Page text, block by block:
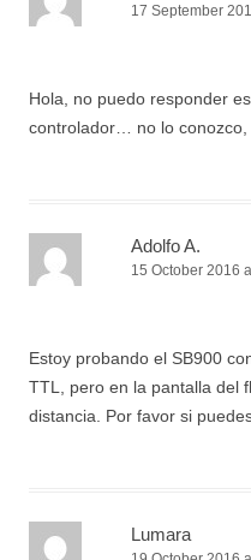
17 September
Hola, no puedo responder
controlador… no lo conozco,
Adolfo A.
15 October 2016
Estoy probando el SB900
TTL, pero en la pantalla del
distancia. Por favor si
Lumara